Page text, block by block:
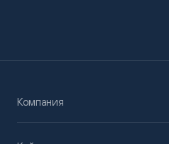
Компания